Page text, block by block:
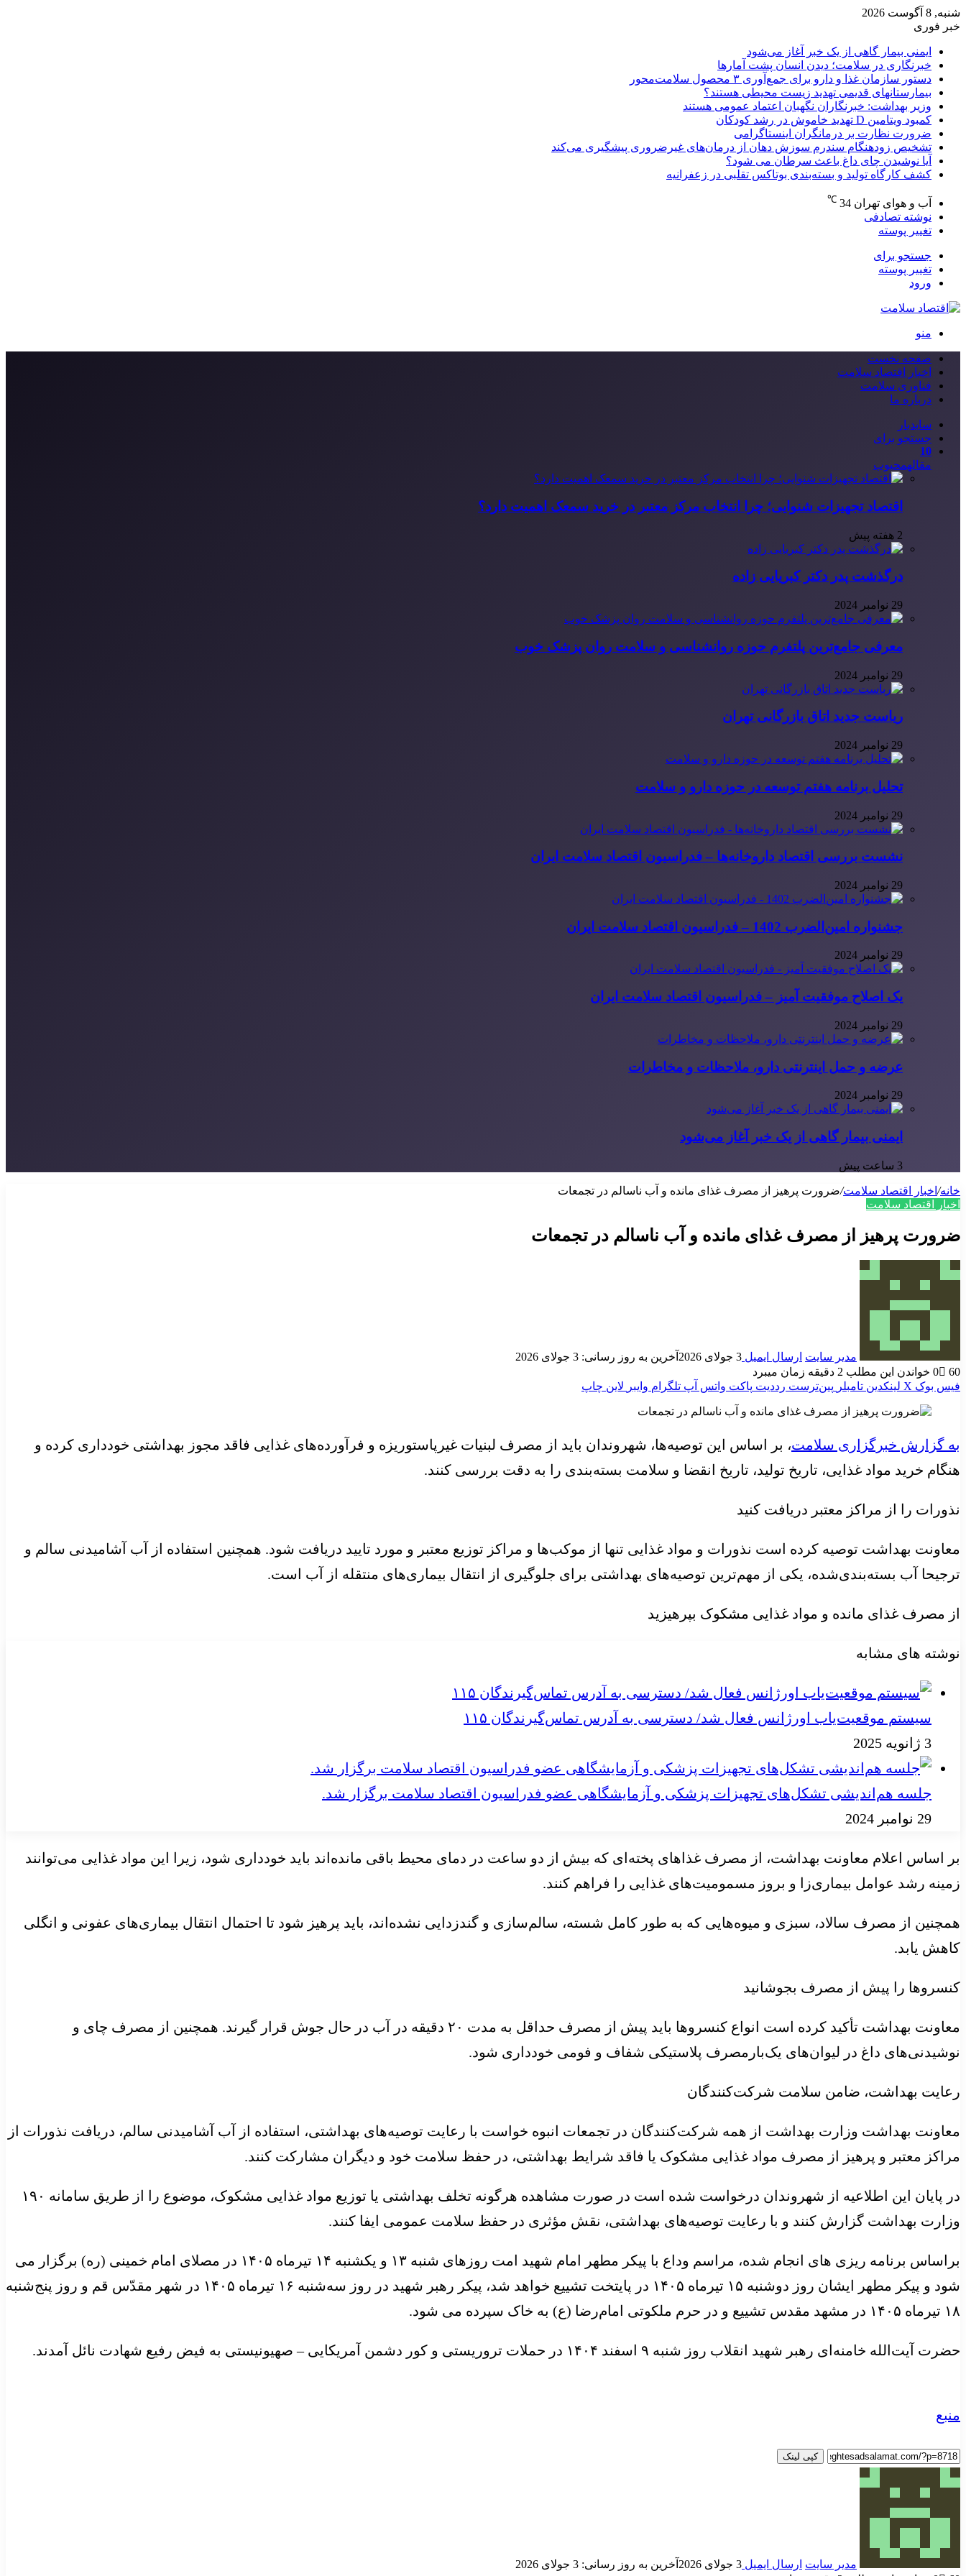
شنبه, 8 آگوست 2026
خبر فوری
ایمنی بیمار گاهی از یک خبر آغاز می‌شود
خبرنگاری در سلامت؛ دیدن انسان پشت آمارها
دستور سازمان غذا و دارو برای جمع‌آوری ۳ محصول سلامت‌محور
بیمارستانهای قدیمی تهدید زیست محیطی هستند؟
وزیر بهداشت: خبرنگاران نگهبان اعتماد عمومی هستند
کمبود ویتامین D تهدید خاموش در رشد کودکان
ضرورت نظارت بر درمانگران اینستاگرامی
تشخیص زودهنگام سندرم سوزش دهان از درمان‌های غیرضروری پیشگیری می‌کند
آیا نوشیدن چای داغ باعث سرطان می شود؟
کشف کارگاه تولید و بسته‌بندی بوتاکس تقلبی در زعفرانیه
آب و هوای تهران 34
℃
نوشته تصادفی
تغییر پوسته
جستجو برای
تغییر پوسته
ورود
منو
صفحه نخست
اخبار اقتصاد سلامت
فناوری سلامت
درباره ما
سایدبار
جستجو برای
10
مقالهمحبوب
اقتصاد تجهیزات شنوایی؛ چرا انتخاب مرکز معتبر در خرید سمعک اهمیت دارد؟
2 هفته پیش
درگذشت پدر دکتر کبریایی زاده
29 نوامبر 2024
معرفی جامع‌ترین پلتفرم حوزه روانشناسی و سلامت روان پزشک خوب
29 نوامبر 2024
ریاست جدید اتاق بازرگانی تهران
29 نوامبر 2024
تحلیل برنامه هفتم توسعه در حوزه دارو و سلامت
29 نوامبر 2024
نشست بررسی اقتصاد داروخانه‌ها – فدراسیون اقتصاد سلامت ایران
29 نوامبر 2024
جشنواره امین‌الضرب 1402 – فدراسیون اقتصاد سلامت ایران
29 نوامبر 2024
یک اصلاح موفقیت آمیز – فدراسیون اقتصاد سلامت ایران
29 نوامبر 2024
عرضه و حمل اینترنتی دارو، ملاحظات و مخاطرات
29 نوامبر 2024
ایمنی بیمار گاهی از یک خبر آغاز می‌شود
3 ساعت پیش
خانه/ اخبار اقتصاد سلامت/ضرورت پرهیز از مصرف غذای مانده و آب ناسالم در تجمعات
اخبار اقتصاد سلامت
ضرورت پرهیز از مصرف غذای مانده و آب ناسالم در تجمعات
مدیر سایت ارسال ایمیل 3 جولای 2026
آخرین به روز رسانی: 3 جولای 2026
0
60
خواندن این مطلب 2 دقیقه زمان میبرد
فیس بوک X لینکدین ‫تامبلر ‫پین‌ترست ‫رددیت پاکت واتس آپ تلگرام وایبر لاین چاپ
به گزارش خبرگزاری سلامت، بر اساس این توصیه‌ها، شهروندان باید از مصرف لبنیات غیرپاستوریزه و فرآورده‌های غذایی فاقد مجوز بهداشتی خودداری کرده و
هنگام خرید مواد غذایی، تاریخ تولید، تاریخ انقضا و سلامت بسته‌بندی را به دقت بررسی کنند.
نذورات را از مراکز معتبر دریافت کنید
معاونت بهداشت توصیه کرده است نذورات و مواد غذایی تنها از موکب‌ها و مراکز توزیع معتبر و مورد تایید دریافت شود. همچنین استفاده از آب آشامیدنی سالم و
ترجیحا آب بسته‌بندی‌شده، یکی از مهم‌ترین توصیه‌های بهداشتی برای جلوگیری از انتقال بیماری‌های منتقله از آب است.
از مصرف غذای مانده و مواد غذایی مشکوک بپرهیزید
نوشته های مشابه
سیستم موقعیت‌یاب اورژانس فعال شد/ دسترسی به آدرس تماس‌گیرندگان ۱۱۵
3 ژانویه 2025
جلسه هم‌اندیشی تشکل‌های تجهیزات پزشکی و آزمایشگاهی عضو فدراسیون اقتصاد سلامت برگزار شد.
29 نوامبر 2024
بر اساس اعلام معاونت بهداشت، از مصرف غذاهای پخته‌ای که بیش از دو ساعت در دمای محیط باقی مانده‌اند باید خودداری شود، زیرا این مواد غذایی می‌توانند
زمینه رشد عوامل بیماری‌زا و بروز مسمومیت‌های غذایی را فراهم کنند.
همچنین از مصرف سالاد، سبزی و میوه‌هایی که به طور کامل شسته، سالم‌سازی و گندزدایی نشده‌اند، باید پرهیز شود تا احتمال انتقال بیماری‌های عفونی و انگلی
کاهش یابد.
کنسروها را پیش از مصرف بجوشانید
معاونت بهداشت تأکید کرده است انواع کنسروها باید پیش از مصرف حداقل به مدت ۲۰ دقیقه در آب در حال جوش قرار گیرند. همچنین از مصرف چای و
نوشیدنی‌های داغ در لیوان‌های یک‌بارمصرف پلاستیکی شفاف و فومی خودداری شود.
رعایت بهداشت، ضامن سلامت شرکت‌کنندگان
معاونت بهداشت وزارت بهداشت از همه شرکت‌کنندگان در تجمعات انبوه خواست با رعایت توصیه‌های بهداشتی، استفاده از آب آشامیدنی سالم، دریافت نذورات از
مراکز معتبر و پرهیز از مصرف مواد غذایی مشکوک یا فاقد شرایط بهداشتی، در حفظ سلامت خود و دیگران مشارکت کنند.
در پایان این اطلاعیه از شهروندان درخواست شده است در صورت مشاهده هرگونه تخلف بهداشتی یا توزیع مواد غذایی مشکوک، موضوع را از طریق سامانه ۱۹۰
وزارت بهداشت گزارش کنند و با رعایت توصیه‌های بهداشتی، نقش مؤثری در حفظ سلامت عمومی ایفا کنند.
براساس برنامه ریزی های انجام شده، مراسم وداع با پیکر مطهر امام شهید امت روزهای شنبه ۱۳ و یکشنبه ۱۴ تیرماه ۱۴۰۵ در مصلای امام خمینی (ره) برگزار می
شود و پیکر مطهر ایشان روز دوشنبه ۱۵ تیرماه ۱۴۰۵ در پایتخت تشییع خواهد شد، پیکر رهبر شهید در روز سه‌شنبه ۱۶ تیرماه ۱۴۰۵ در شهر مقدّس قم و روز پنج‌شنبه
۱۸ تیرماه ۱۴۰۵ در مشهد مقدس تشییع و در حرم ملکوتی امام‌رضا (ع) به خاک سپرده می شود.
حضرت آیت‌الله خامنه‌ای رهبر شهید انقلاب روز شنبه ۹ اسفند ۱۴۰۴ در حملات تروریستی و کور دشمن آمریکایی – صهیونیستی به فیض رفیع شهادت نائل آمدند.
منبع
کپی لینک
مدیر سایت ارسال ایمیل 3 جولای 2026
آخرین به روز رسانی: 3 جولای 2026